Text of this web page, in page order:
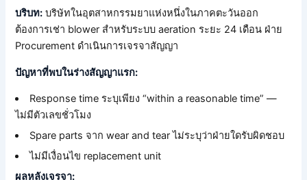
บริบท: บริษัทในอุตสาหกรรมยาแห่งหนึ่งในภาคตะวันออก
ต้องการเช่า blower สำหรับระบบ aeration ระยะ 24 เดือน ฝ่าย
Procurement ดำเนินการเจรจาสัญญา
ปัญหาที่พบในร่างสัญญาแรก:
Response time ระบุเพียง “within a reasonable time” —
ไม่มีตัวเลขชั่วโมง
Spare parts จาก wear and tear ไม่ระบุว่าฝ่ายใดรับผิดชอบ
ไม่มีเงื่อนไข replacement unit
ผลหลังเจรจา: